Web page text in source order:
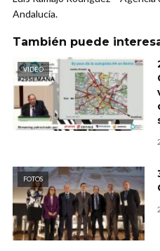
Andalucía.
También puede
VIDEO
FOTOS